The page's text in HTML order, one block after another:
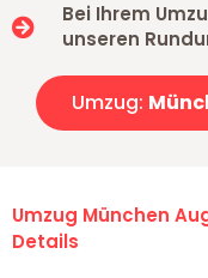
Bei Ihrem
unseren
Umzug:
Umzug München
Details